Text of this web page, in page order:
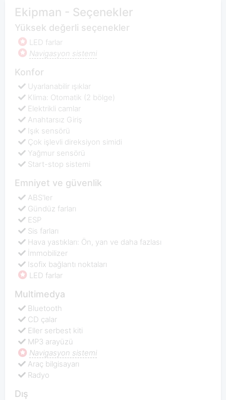
Ekipman - Seçenekler
Yüksek değerli seçenekler
LED farlar
Navigasyon sistemi
Konfor
Uyarlanabilir ışıklar
Klima: Otomatik (2 bölge)
Elektrikli camlar
Anahtarsız Giriş
Işık sensörü
Çok işlevli direksiyon simidi
Yağmur sensörü
Start-stop sistemi
Emniyet ve güvenlik
ABS'ler
Gündüz farları
ESP
Sis farları
Hava yastıkları: Ön, yan ve daha fazlası
İmmobilizer
Isofix bağlantı noktaları
LED farlar
Multimedya
Bluetooth
CD çalar
Eller serbest kiti
MP3 arayüzü
Navigasyon sistemi
Araç bilgisayarı
Radyo
Dış